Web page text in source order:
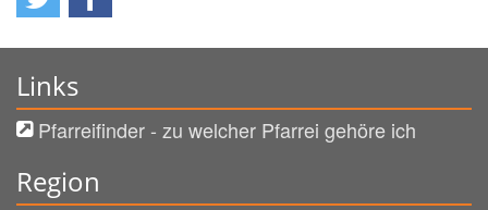
Links
Pfarreifinder - zu welcher Pfarrei gehöre ich
Region